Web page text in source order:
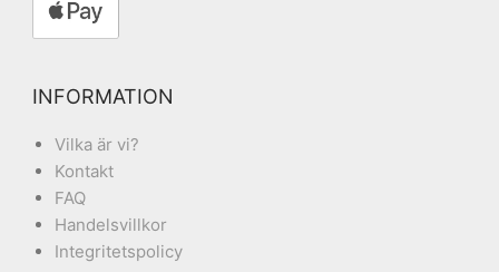
INFORMATION
Vilka är vi?
Kontakt
FAQ
Handelsvillkor
Integritetspolicy